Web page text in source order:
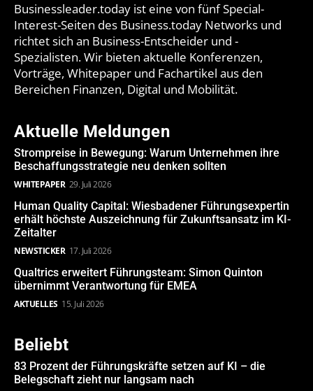
Businessleader.today ist eine von fünf Special-
Interest-Seiten des Business.today Networks und
richtet sich an Business-Entscheider und -
Spezialisten. Wir bieten aktuelle Konferenzen,
Vorträge, Whitepaper und Fachartikel aus den
Bereichen Finanzen, Digital und Mobilität.
Aktuelle Meldungen
Strompreise in Bewegung: Warum Unternehmen ihre
Beschaffungsstrategie neu denken sollten
WHITEPAPER 29. Juli 2026
Human Quality Capital: Wiesbadener Führungsexpertin
erhält höchste Auszeichnung für Zukunftsansatz im KI-
Zeitalter
NEWSTICKER 17. Juli 2026
Qualtrics erweitert Führungsteam: Simon Quinton
übernimmt Verantwortung für EMEA
AKTUELLES 15. Juli 2026
Beliebt
83 Prozent der Führungskräfte setzen auf KI – die
Belegschaft zieht nur langsam nach